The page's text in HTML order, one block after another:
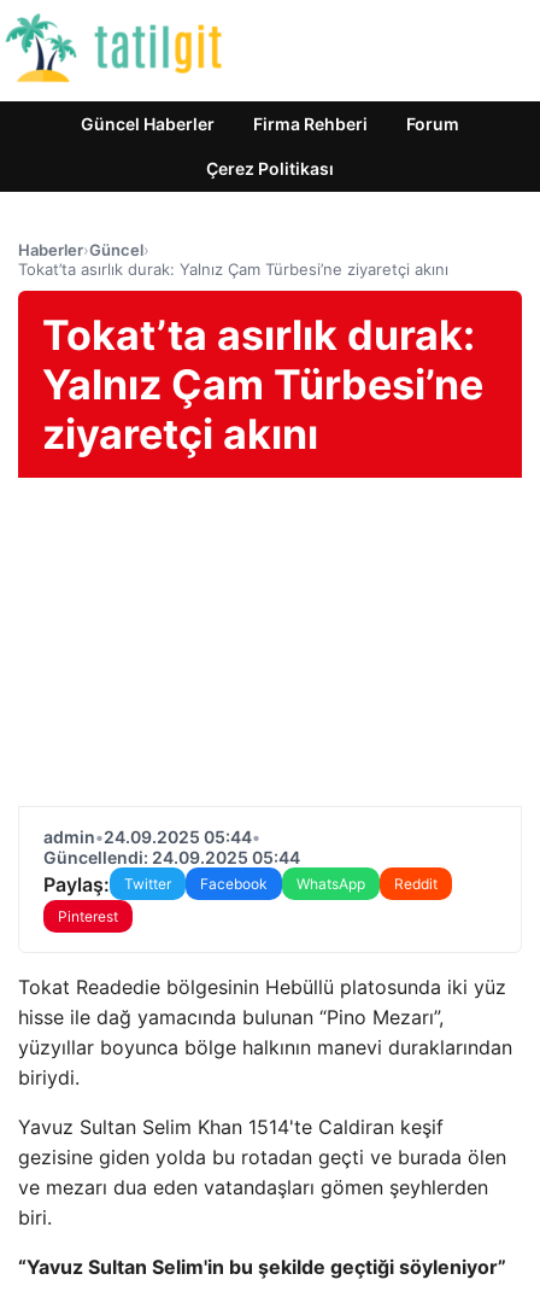
Güncel Haberler Firma Rehberi Forum
Çerez Politikası
Haberler›Güncel›
Tokat’ta asırlık durak: Yalnız Çam Türbesi’ne ziyaretçi akını
Tokat’ta asırlık durak:
Yalnız Çam Türbesi’ne
ziyaretçi akını
admin•24.09.2025 05:44•
Güncellendi: 24.09.2025 05:44
Paylaş: Twitter Facebook WhatsApp
Reddit
Pinterest
Tokat Readedie bölgesinin Hebüllü platosunda iki yüz
hisse ile dağ yamacında bulunan “Pino Mezarı”,
yüzyıllar boyunca bölge halkının manevi duraklarından
biriydi.
Yavuz Sultan Selim Khan 1514'te Caldiran keşif
gezisine giden yolda bu rotadan geçti ve burada ölen
ve mezarı dua eden vatandaşları gömen şeyhlerden
biri.
“Yavuz Sultan Selim'in bu şekilde geçtiği söyleniyor”